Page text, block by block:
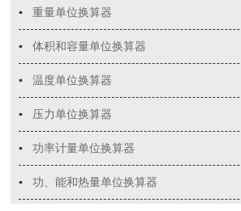
▪重量单位换算器
▪体积和容量单位换算器
▪温度单位换算器
▪ 压力单位换算器
▪功率计量单位换算器
▪功、能和热量单位换算器